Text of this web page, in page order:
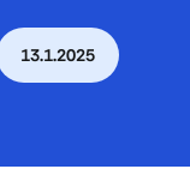
13.1.2025